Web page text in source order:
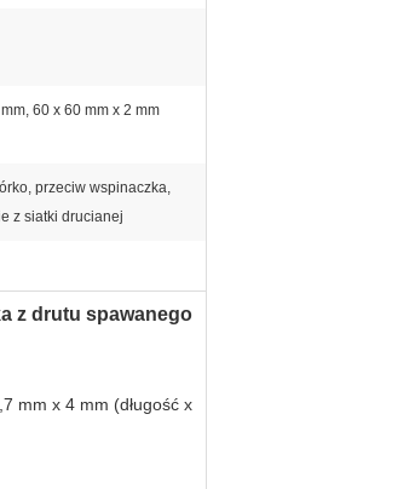
60 x 60 mm x 2 mm
przeciw wspinaczka,
z siatki drucianej
z drutu spawanego
mm x 4 mm (długość x